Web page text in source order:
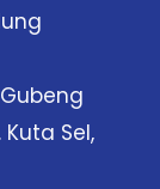
Kuta Sel,